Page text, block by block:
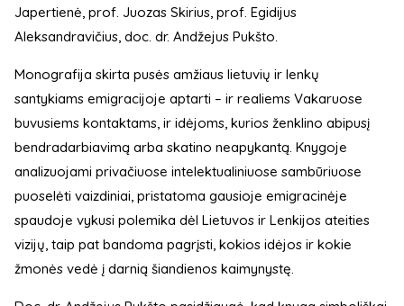
Japertienė, prof. Juozas Skirius, prof. Egidijus
Aleksandravičius, doc. dr. Andžejus Pukšto.
Monografija skirta pusės amžiaus lietuvių ir lenkų
santykiams emigracijoje aptarti – ir realiems Vakaruose
buvusiems kontaktams, ir idėjoms, kurios ženklino abipusį
bendradarbiavimą arba skatino neapykantą. Knygoje
analizuojami privačiuose intelektualiniuose sambūriuose
puoselėti vaizdiniai, pristatoma gausioje emigracinėje
spaudoje vykusi polemika dėl Lietuvos ir Lenkijos ateities
vizijų, taip pat bandoma pagrįsti, kokios idėjos ir kokie
žmonės vedė į darnią šiandienos kaimynystę.